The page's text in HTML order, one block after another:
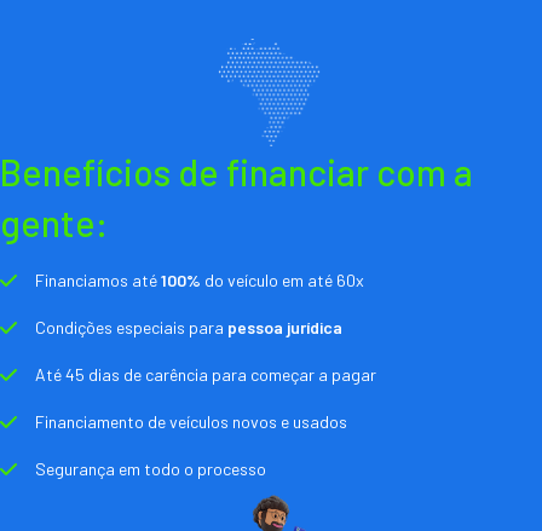
Benefícios de financiar com a
gente:
Financiamos até100% do veículo em até 60x
Condições especiais para pessoa jurídica
Até 45 dias de carência para começar a pagar
Financiamento de veículos novos e usados
Segurança em todo o processo